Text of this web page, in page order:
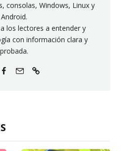
consolas, Windows, Linux y
Android.
los lectores a entender y
con información clara y
probada.